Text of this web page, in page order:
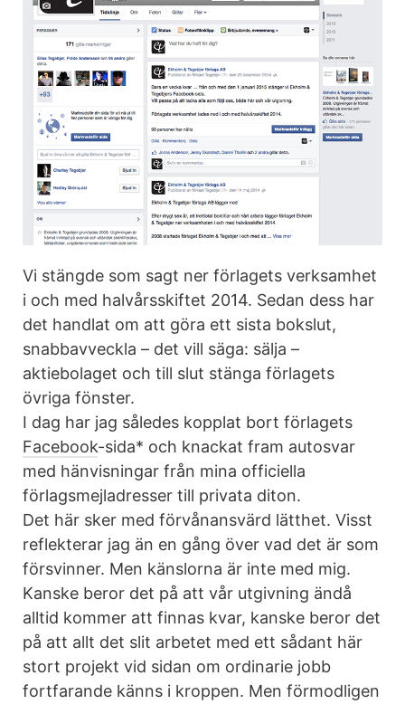
Vi stängde som sagt ner förlagets verksamhet
i och med halvårsskiftet 2014. Sedan dess har
det handlat om att göra ett sista bokslut,
snabbavveckla – det vill säga: sälja –
aktiebolaget och till slut stänga förlagets
övriga fönster.
I dag har jag således kopplat bort förlagets
Facebook-sida* och knackat fram autosvar
med hänvisningar från mina officiella
förlagsmejladresser till privata diton.
Det här sker med förvånansvärd lätthet. Visst
reflekterar jag än en gång över vad det är som
försvinner. Men känslorna är inte med mig.
Kanske beror det på att vår utgivning ändå
alltid kommer att finnas kvar, kanske beror det
på att allt det slit arbetet med ett sådant här
stort projekt vid sidan om ordinarie jobb
fortfarande känns i kroppen. Men förmodligen